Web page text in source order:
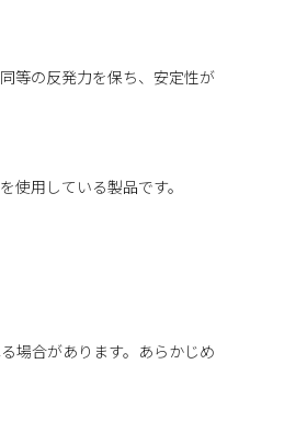
等の反発力を保ち、安定性が
用している製品です。
場合があります。あらかじめ